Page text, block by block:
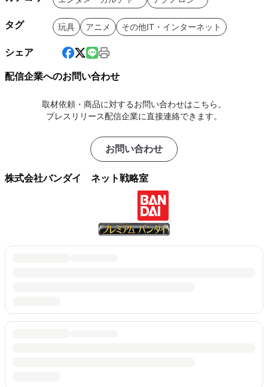
タグ 玩具 アニメ その他IT・インターネット
シェア
配信企業へのお問い合わせ
取材依頼・商品に対するお問い合わせはこちら。
プレスリリース配信企業に直接連絡できます。
お問い合わせ
株式会社バンダイ ネット戦略室